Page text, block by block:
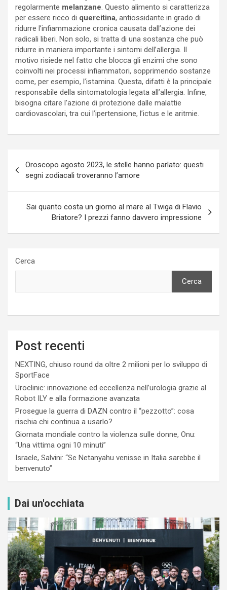
regolarmente melanzane. Questo alimento si caratterizza
per essere ricco di quercitina, antiossidante in grado di
ridurre l’infiammazione cronica causata dall’azione dei
radicali liberi. Non solo, si tratta di una sostanza che può
ridurre in maniera importante i sintomi dell’allergia. Il
motivo risiede nel fatto che blocca gli enzimi che sono
coinvolti nei processi infiammatori, sopprimendo sostanze
come, per esempio, l’istamina. Questa, difatti è la principale
responsabile della sintomatologia legata all’allergia. Infine,
bisogna citare l’azione di protezione dalle malattie
cardiovascolari, tra cui l’ipertensione, l’ictus e le aritmie.
articoli
Oroscopo agosto 2023, le stelle hanno parlato: questi
segni zodiacali troveranno l’amore
Sai quanto costa un giorno al mare al Twiga di Flavio
Briatore? I prezzi fanno davvero impressione
Cerca
Cerca
Post recenti
NEXTING, chiuso round da oltre 2 milioni per lo sviluppo di
SportFace
Uroclinic: innovazione ed eccellenza nell’urologia grazie al
Robot ILY e alla formazione avanzata
Prosegue la guerra di DAZN contro il “pezzotto”: cosa
rischia chi continua a usarlo?
Giornata mondiale contro la violenza sulle donne, Onu:
“Una vittima ogni 10 minuti”
Israele, Salvini: “Se Netanyahu venisse in Italia sarebbe il
benvenuto”
Dai un'occhiata